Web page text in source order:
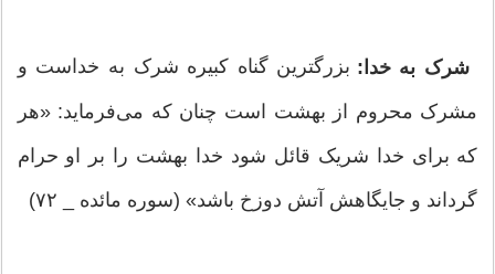
شرک به خدا: بزرگترین گناه کبیره شرک به خداست و
مشرک محروم از بهشت است چنان که می‌فرماید: «هر
که برای خدا شریک قائل شود خدا بهشت را بر او حرام
گرداند و جایگاهش آتش دوزخ باشد» (سوره مائده _ ۷۲)